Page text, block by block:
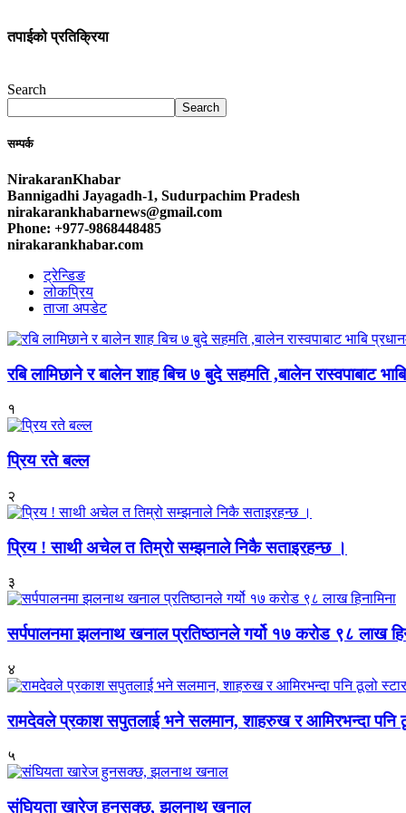
तपाईको प्रतिक्रिया
Search
Search
सम्पर्क
NirakaranKhabar
Bannigadhi Jayagadh-1, Sudurpachim Pradesh
nirakarankhabarnews@gmail.com
Phone: +977-9868448485
nirakarankhabar.com
ट्रेन्डिङ
लोकप्रिय
ताजा अपडेट
रबि लामिछाने र बालेन शाह बिच ७ बुदे सहमति ,बालेन रास्वपाबाट
१
प्रिय रते बल्ल
२
प्रिय ! साथी अचेल त तिम्रो सम्झनाले निकै सताइरहन्छ ।
३
सर्पपालनमा झलनाथ खनाल प्रतिष्ठानले गर्यो १७ करोड ९८ लाख
४
रामदेवले प्रकाश सपुतलाई भने सलमान, शाहरुख र आमिरभन्दा पनि
५
संघियता खारेज हुनसक्छ, झलनाथ खनाल